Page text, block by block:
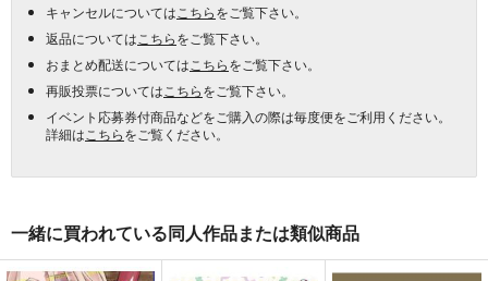
キャンセルについては こちらをご覧下さい。
返品については こちらをご覧下さい。
おまとめ配送については こちらをご覧下さい。
再販投票については こちらをご覧下さい。
イベント応募券付商品などをご購入の際は毎度便をご利用ください。
詳細は こちらをご覧ください。
一緒に買われている同人作品または類似商品